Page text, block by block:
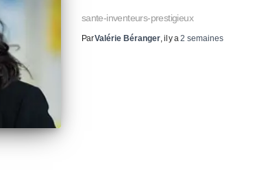
sante-inventeurs-prestigieux
ParValérie Béranger, il y a2 semaines